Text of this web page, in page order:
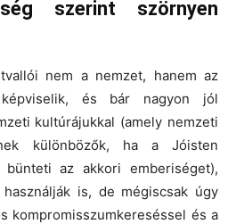
szerint szörnyen
nem a nemzet, hanem az
és bár nagyon jól
kultúrájukkal (amely nemzeti
különbözők, ha a Jóisten
az akkori emberiséget),
is, de mégiscsak úgy
kompromisszumkereséssel és a